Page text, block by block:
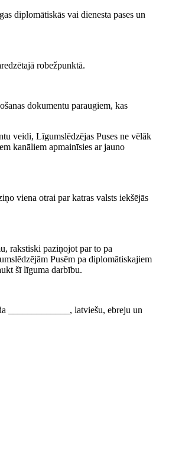
diplomātiskās vai dienesta pases un
robežpunktā.
dokumentu paraugiem, kas
veidi, Līgumslēdzējas Puses ne vēlāk
kanāliem apmainīsies ar jauno
viena otrai par katras valsts iekšējās
rakstiski paziņojot par to pa
Pusēm pa diplomātiskajiem
šī līguma darbību.
_____________, latviešu, ebreju un